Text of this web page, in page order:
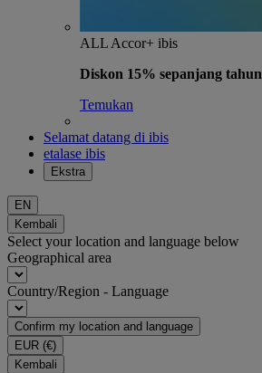
ALL Accor+ ibis
Diskon 15% sepanjang tahun
Temukan
Selamat datang di ibis
etalase ibis
Ekstra
EN
Kembali
Select your location and language below
Geographical area
Country/Region - Language
Confirm my location and language
EUR (€)
Kembali